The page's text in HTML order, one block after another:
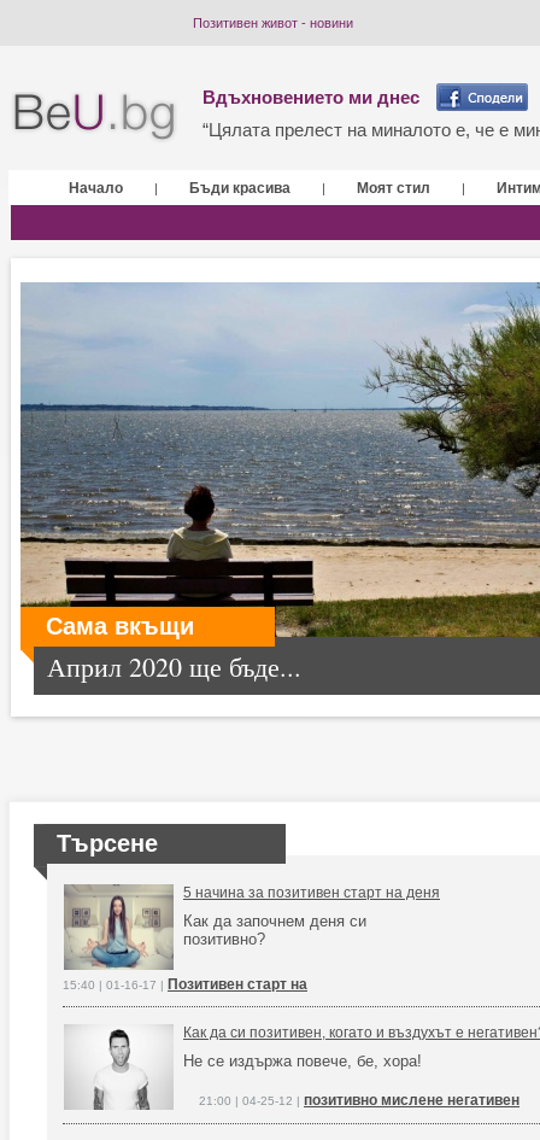
Позитивен живот - новини
Вдъхновението ми днес
“Цялата прелест на миналото е, че е
Начало | Бъди красива | Моят стил |
Сама вкъщи
Април 2020 ще бъде...
Търсене
5 начина за позитивен старт на деня
Как да започнем деня си
позитивно?
15:40 | 01-16-17 | Позитивен старт на
Как да си позитивен, когато и въздухът е
Не се издържа повече, бе, хора!
21:00 | 04-25-12 | позитивно мислене негативен